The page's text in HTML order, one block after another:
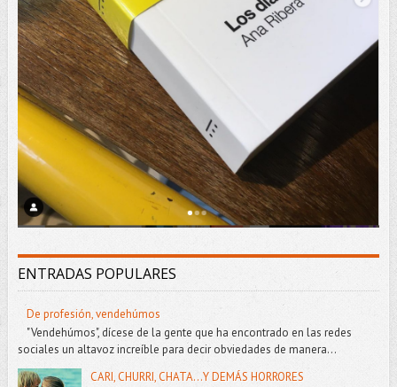
ENTRADAS POPULARES
De profesión, vendehúmos
"Vendehúmos", dícese de la gente que ha encontrado en las redes
sociales un altavoz increíble para decir obviedades de manera...
CARI, CHURRI, CHATA...Y DEMÁS HORRORES